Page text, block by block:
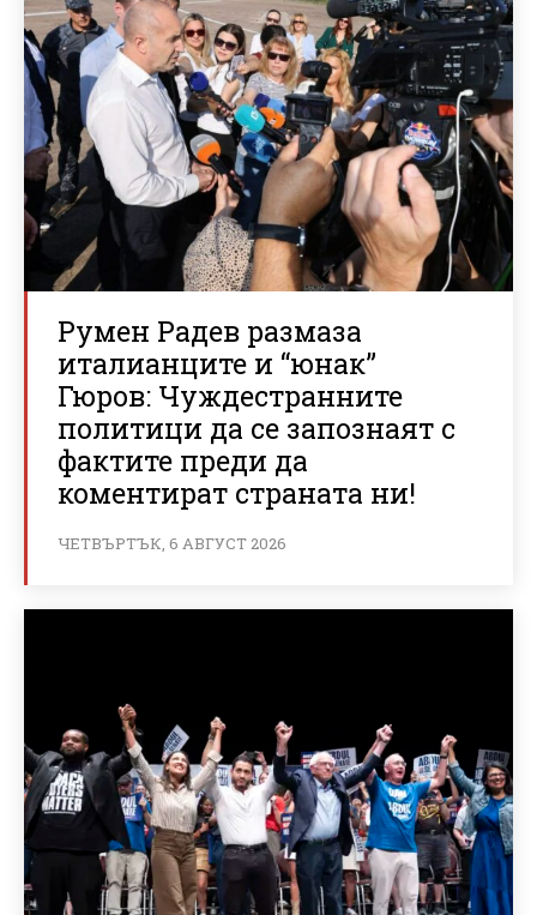
Румен Радев размаза
италианците и “юнак”
Гюров: Чуждестранните
политици да се запознаят с
фактите преди да
коментират страната ни!
ЧЕТВЪРТЪК, 6 АВГУСТ 2026